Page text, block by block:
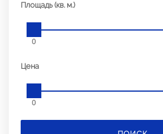
Площадь (кв. м.)
0
Цена
0